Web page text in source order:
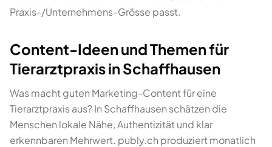
Praxis-/Unternehmens-Grösse passt.
Content-Ideen und Themen für
Tierarztpraxis in Schaffhausen
Was macht guten Marketing-Content für eine
Tierarztpraxis aus? In Schaffhausen schätzen die
Menschen lokale Nähe, Authentizität und klar
erkennbaren Mehrwert. publy.ch produziert monatlich